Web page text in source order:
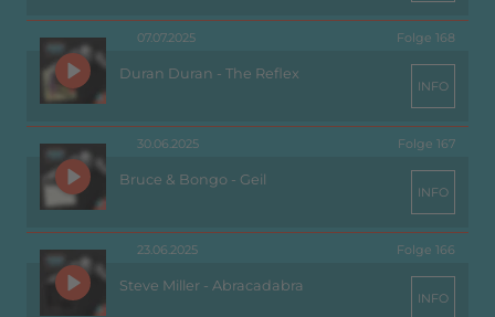
07.07.2025 Folge 168
Duran Duran - The Reflex
INFO
30.06.2025 Folge 167
Bruce & Bongo - Geil
INFO
23.06.2025 Folge 166
Steve Miller - Abracadabra
INFO